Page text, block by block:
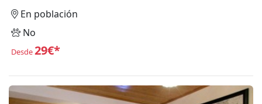
En población
No
Desde29€*